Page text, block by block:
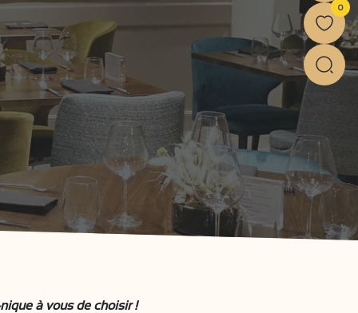
à vous de choisir !
0